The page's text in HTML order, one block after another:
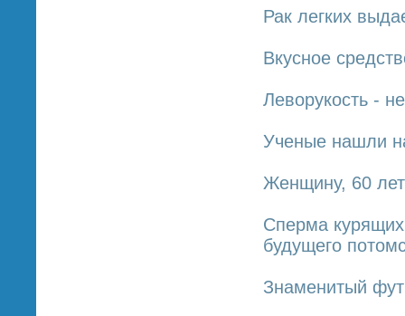
Рак легких
Вкусное
Леворукость -
Ученые нашли
Женщину, 60
Сперма
будущего
Знаменитый